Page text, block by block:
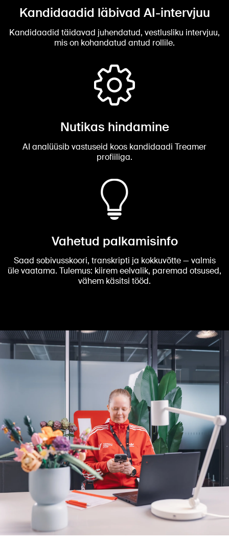
Kandidaadid läbivad AI-intervjuu
Kandidaadid täidavad juhendatud, vestlusliku intervjuu,
mis on kohandatud antud rollile.
Nutikas hindamine
AI analüüsib vastuseid koos kandidaadi Treamer
profiiliga.
Vahetud palkamisinfo
Saad sobivusskoori, transkripti ja kokkuvõtte — valmis
üle vaatama. Tulemus: kiirem eelvalik, paremad otsused,
vähem käsitsi tööd.